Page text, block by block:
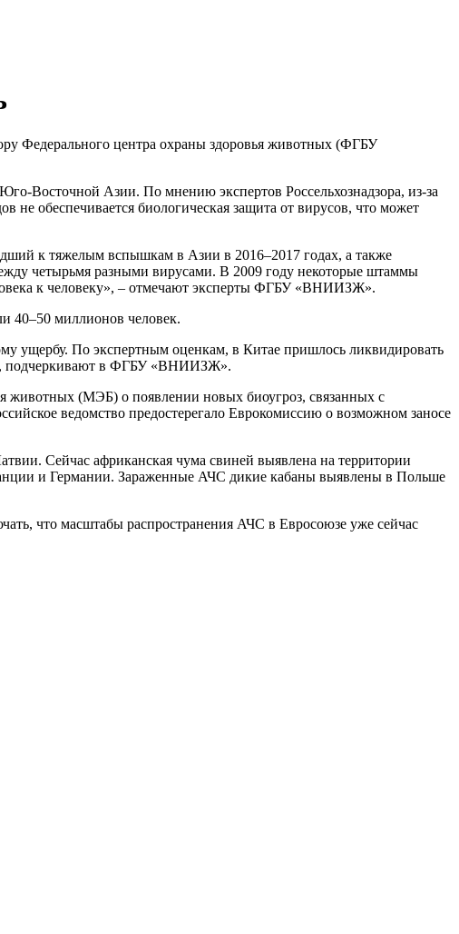
Федерального центра охраны здоровья животных (ФГБУ
Восточной Азии. По мнению экспертов Россельхознадзора, из-за
обеспечивается биологическая защита от вирусов, что может
к тяжелым вспышкам в Азии в 2016–2017 годах, а также
четырьмя разными вирусами. В 2009 году некоторые штаммы
к человеку», – отмечают эксперты ФГБУ «ВНИИЗЖ».
40–50 миллионов человек.
ущербу. По экспертным оценкам, в Китае пришлось ликвидировать
подчеркивают в ФГБУ «ВНИИЗЖ».
животных (МЭБ) о появлении новых биоугроз, связанных с
ведомство предостерегало Еврокомиссию о возможном заносе
Сейчас африканская чума свиней выявлена на территории
и Германии. Зараженные АЧС дикие кабаны выявлены в Польше
что масштабы распространения АЧС в Евросоюзе уже сейчас